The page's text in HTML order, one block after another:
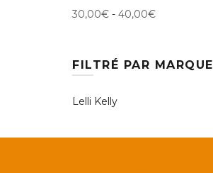
30,00€ - 40,00€
FILTRÉ PAR MARQUE
Lelli Kelly